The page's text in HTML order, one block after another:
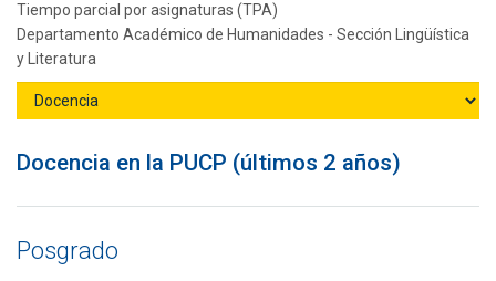
Tiempo parcial por asignaturas (TPA)
Departamento Académico de Humanidades - Sección Lingüística
y Literatura
Docencia en la PUCP (últimos 2 años)
Posgrado